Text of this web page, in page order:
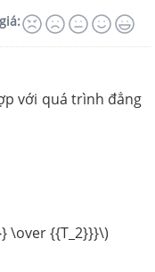
với quá trình đẳng
\over {{T_2}}}\)